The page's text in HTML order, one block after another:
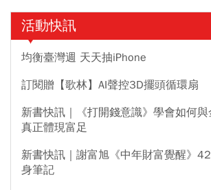
活動快訊
均衡臺灣週 天天抽iPhone
訂閱贈【歌林】AI聲控3D擺頭循環扇
新書快訊｜《打開錢意識》學會如何
真正體現富足
新書快訊｜謝富旭《中年財富覺醒》
身筆記